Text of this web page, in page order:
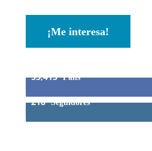
¡Me interesa!
53,413 Fans
218 Seguidores